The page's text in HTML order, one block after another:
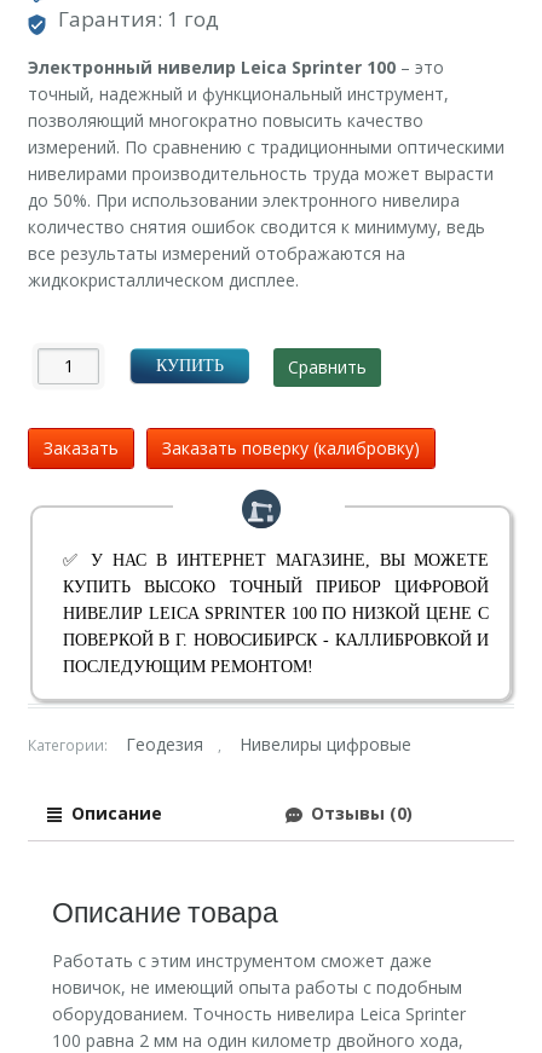
Гарантия: 1 год
Электронный нивелир Leica Sprinter 100– это
точный, надежный и функциональный инструмент,
позволяющий многократно повысить качество
измерений. По сравнению с традиционными оптическими
нивелирами производительность труда может вырасти
до 50%. При использовании электронного нивелира
количество снятия ошибок сводится к минимуму, ведь
все результаты измерений отображаются на
жидкокристаллическом дисплее.
КУПИТЬ Сравнить
Заказать Заказать поверку (калибровку)
✅ У НАС В ИНТЕРНЕТ МАГАЗИНЕ, ВЫ МОЖЕТЕ
КУПИТЬ ВЫСОКО ТОЧНЫЙ ПРИБОР ЦИФРОВОЙ
НИВЕЛИР LEICA SPRINTER 100 ПО НИЗКОЙ ЦЕНЕ С
ПОВЕРКОЙ В Г. НОВОСИБИРСК - КАЛЛИБРОВКОЙ И
ПОСЛЕДУЮЩИМ РЕМОНТОМ!
Категории: Геодезия , Нивелиры цифровые
Описание Отзывы (0)
Описание товара
Работать с этим инструментом сможет даже
новичок, не имеющий опыта работы с подобным
оборудованием. Точность нивелира Leica Sprinter
100 равна 2 мм на один километр двойного хода,